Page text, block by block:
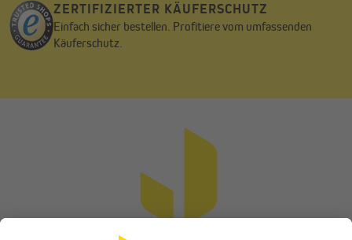
ZERTIFIZIERTER KÄUFERSCHUTZ
Einfach sicher bestellen. Profitiere vom umfassenden
Käuferschutz.